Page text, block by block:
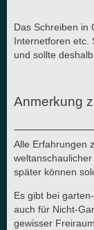
Das Schreiben in
Internetforen etc.
und sollte
Anmerkung
Alle Erfahrungen
später können
Es gibt bei
auch für Nicht-
gewisser